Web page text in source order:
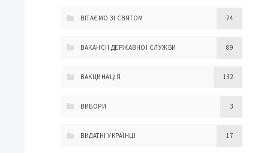
ВІТАЄМО ЗІ СВЯТОМ 74
ВАКАНСІЇ ДЕРЖАВНОЇ СЛУЖБИ 89
ВАКЦИНАЦІЯ 132
ВИБОРИ 3
ВИДАТНІ УКРАЇНЦІ 17